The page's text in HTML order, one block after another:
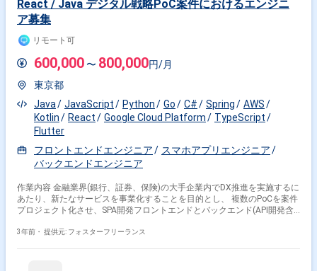
React / Java デジタル戦略PoC案件におけるエンジニ
ア募集
リモート可
600,000 〜 800,000円/月
東京都
Java
JavaScript Python Go C# Spring
AWS
Kotlin
React Google Cloud Platform
TypeScript
Flutter
フロントエンドエンジニア
スマホアプリエンジニア
バックエンドエンジニア
作業内容 金融業界(銀行、証券、保険)の大手企業内でDX推進を実施するに
あたり、新たなサービスを事業化することを目的とし、 複数のPoCを案件
プロジェクト化させ、SPA開発フロントエンドとバックエンド(API開発含
安）のPoC案件が常に発生しているため、どんどんプロジェクトを回して
3年前・ 提供元: フォスターフリーランス